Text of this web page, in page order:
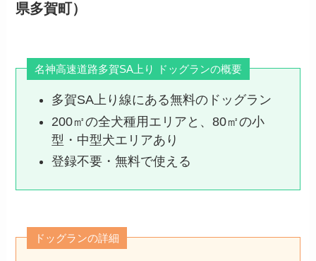
県多賀町）
名神高速道路多賀SA上り ドッグランの概要
多賀SA上り線にある無料のドッグラン
200㎡の全犬種用エリアと、80㎡の小
型・中型犬エリアあり
登録不要・無料で使える
ドッグランの詳細